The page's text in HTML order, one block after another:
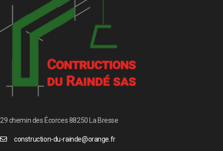
29 chemin des Écorces 88250 La Bresse
construction-du-rainde@orange.fr